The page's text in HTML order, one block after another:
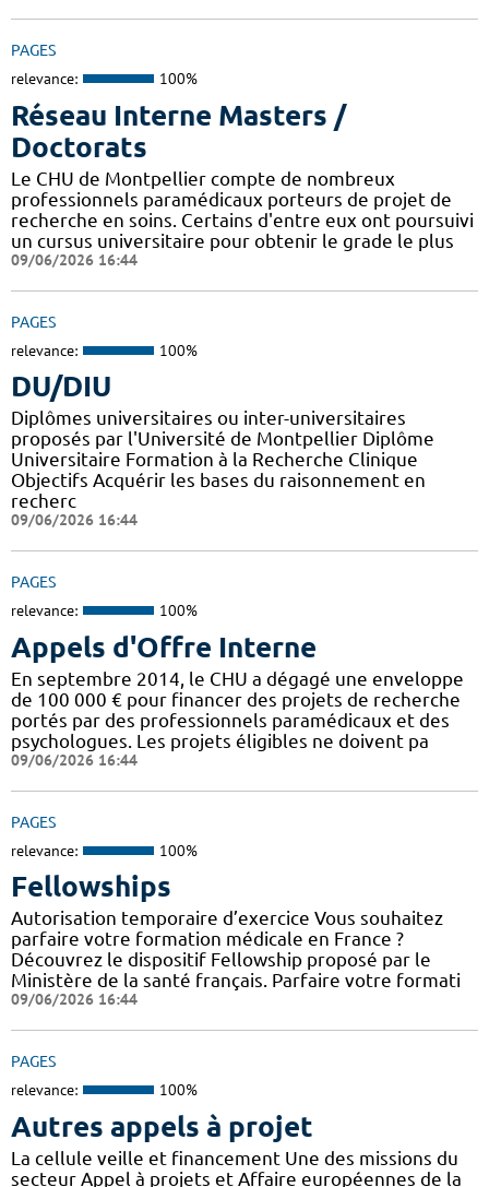
PAGES
relevance: 100%
Réseau Interne Masters /
Doctorats
Le CHU de Montpellier compte de nombreux
professionnels paramédicaux porteurs de projet de
recherche en soins. Certains d'entre eux ont poursuivi
un cursus universitaire pour obtenir le grade le plus
09/06/2026 16:44
PAGES
relevance: 100%
DU/DIU
Diplômes universitaires ou inter-universitaires
proposés par l'Université de Montpellier Diplôme
Universitaire Formation à la Recherche Clinique
Objectifs Acquérir les bases du raisonnement en
recherc
09/06/2026 16:44
PAGES
relevance: 100%
Appels d'Offre Interne
En septembre 2014, le CHU a dégagé une enveloppe
de 100 000 € pour financer des projets de recherche
portés par des professionnels paramédicaux et des
psychologues. Les projets éligibles ne doivent pa
09/06/2026 16:44
PAGES
relevance: 100%
Fellowships
Autorisation temporaire d’exercice Vous souhaitez
parfaire votre formation médicale en France ?
Découvrez le dispositif Fellowship proposé par le
Ministère de la santé français. Parfaire votre formati
09/06/2026 16:44
PAGES
relevance: 100%
Autres appels à projet
La cellule veille et financement Une des missions du
secteur Appel à projets et Affaire européennes de la